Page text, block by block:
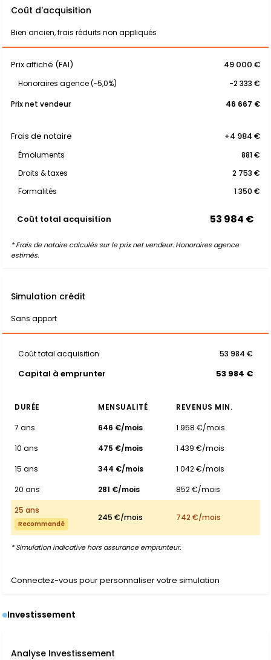
Coût d'acquisition
Bien ancien, frais réduits non appliqués
Prix affiché (FAI) 49 000 €
Honoraires agence (~5,0%)
-2 333 €
Prix net vendeur
46 667 €
Frais de notaire +4 984 €
Émoluments
881 €
Droits & taxes
2 753 €
Formalités
1 350 €
Coût total acquisition 53 984 €
* Frais de notaire calculés sur le prix net vendeur. Honoraires agence
estimés.
Simulation crédit
Sans apport
Coût total acquisition 53 984 €
Capital à emprunter 53 984 €
DURÉE MENSUALITÉ
REVENUS MIN.
7 ans
646 €/mois
1 958 €/mois
10 ans
475 €/mois
1 439 €/mois
15 ans
344 €/mois
1 042 €/mois
20 ans
281 €/mois
852 €/mois
25 ans
Recommandé
245 €/mois 742 €/mois
* Simulation indicative hors assurance emprunteur.
Connectez-vous pour personnaliser votre simulation
Investissement
Analyse Investissement